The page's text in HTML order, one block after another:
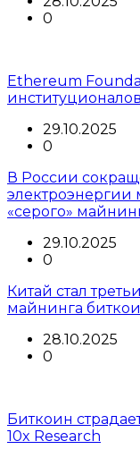
0
Ethereum
институционалов
29.10.2025
0
В России
электроэнергии
«серого»
29.10.2025
0
Китай стал
майнинга
28.10.2025
0
Биткоин
10x Research